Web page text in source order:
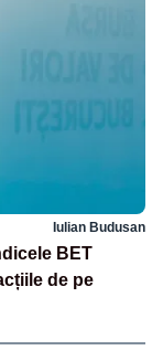
Iulian Budusan
BET
de pe